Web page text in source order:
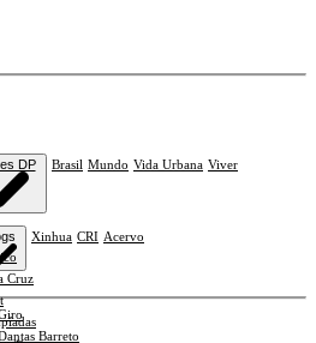
DP
Cruz
Brasil Mundo Vida Urbana Viver
Barreto
Xinhua CRI Acervo